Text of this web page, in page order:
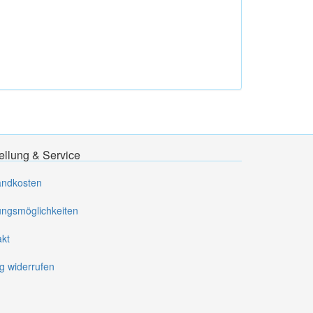
& Service
widerrufen